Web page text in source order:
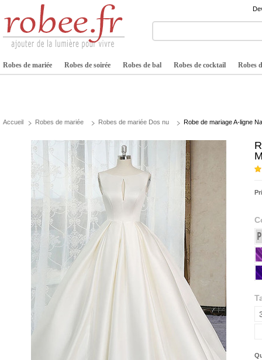
Robes de mariée Robes de soirée Robes de bal Robes de cocktail Robes
Accueil Robes de mariée Robes de mariée Dos nu Robe de mariage A-ligne